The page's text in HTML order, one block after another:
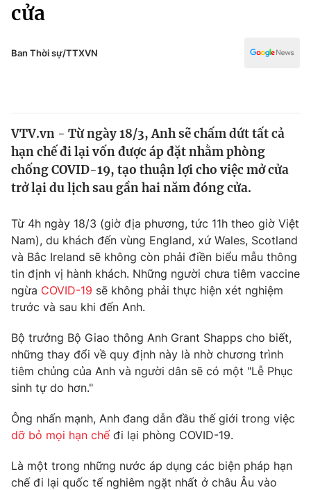
Xã hội
Pháp luật
Thế giới
Tin tức
Thế giới đó đây
Câu chuyện quốc tế
Kinh tế
Thị trường
Góc doanh nghiệp
Dữ liệu và đời sống
Truyền hình
Phim VTV
Hậu trường
Nhân vật
Khán giả
Giải trí
Âm nhạc
Sao
Đời sống
Du lịch
Làm đẹp
Chất lượng cuộc sống
Giáo dục
Tuyển sinh
Học trực tuyến
Công nghệ
Sản phẩm
Giao lưu trực tuyến
Công nghệ
cửa
Ban Thời sự/TTXVN
VTV.vn - Từ ngày 18/3, Anh sẽ chấm dứt tất cả
hạn chế đi lại vốn được áp đặt nhằm phòng
chống COVID-19, tạo thuận lợi cho việc mở cửa
trở lại du lịch sau gần hai năm đóng cửa.
Từ 4h ngày 18/3 (giờ địa phương, tức 11h theo giờ Việt
Nam), du khách đến vùng England, xứ Wales, Scotland
và Bắc Ireland sẽ không còn phải điền biểu mẫu thông
tin định vị hành khách. Những người chưa tiêm vaccine
ngừa COVID-19 sẽ không phải thực hiện xét nghiệm
trước và sau khi đến Anh.
Bộ trưởng Bộ Giao thông Anh Grant Shapps cho biết,
những thay đổi về quy định này là nhờ chương trình
tiêm chủng của Anh và người dân sẽ có một "Lễ Phục
sinh tự do hơn."
Ông nhấn mạnh, Anh đang dẫn đầu thế giới trong việc
dỡ bỏ mọi hạn chếđi lại phòng COVID-19.
Là một trong những nước áp dụng các biện pháp hạn
chế đi lại quốc tế nghiêm ngặt nhất ở châu Âu vào